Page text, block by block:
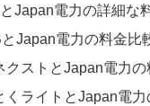
Japan電力の詳細な
Japan電力の料金比
クストとJapan電力の
くライトとJapan電力